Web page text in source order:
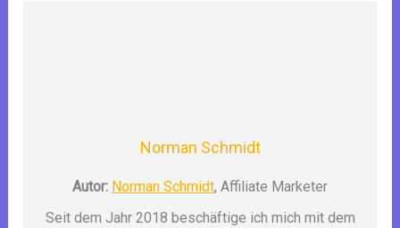
Norman Schmidt
Autor: Norman Schmidt, Affiliate Marketer
Seit dem Jahr 2018 beschäftige ich mich mit dem